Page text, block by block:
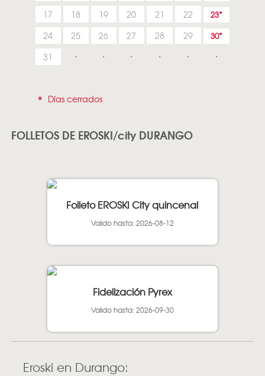
17 18 19 20 21 22 23
24 25 26 27 28 29 30
31
* Días cerrados
FOLLETOS DE EROSKI/city DURANGO
Folleto EROSKI City quincenal
Valido hasta: 2026-08-12
Fidelización Pyrex
Valido hasta: 2026-09-30
Eroski en Durango: